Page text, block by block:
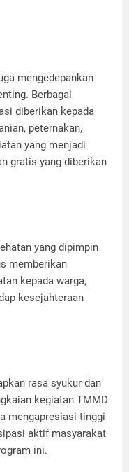
mengedepankan
Berbagai
diberikan kepada
peternakan,
yang menjadi
gratis yang diberikan
yang dipimpin
memberikan
kepada warga,
kesejahteraan
rasa syukur dan
kegiatan TMMD
mengapresiasi tinggi
aktif masyarakat
ini.